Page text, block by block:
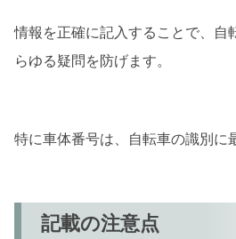
情報を正確に記入することで、自
らゆる疑問を防げます。
特に車体番号は、自転車の識別に
記載の注意点